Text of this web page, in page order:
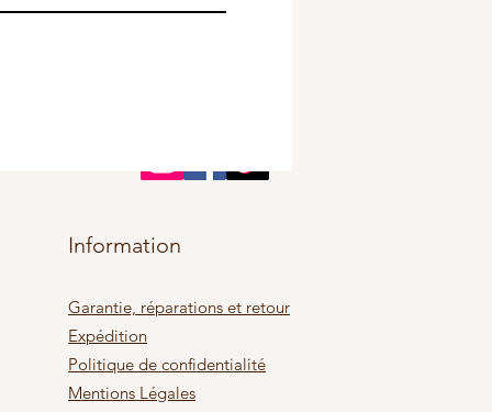
Information
Garantie, réparations et retour
Expédition
Politique de confidentialité
Mentions Légales